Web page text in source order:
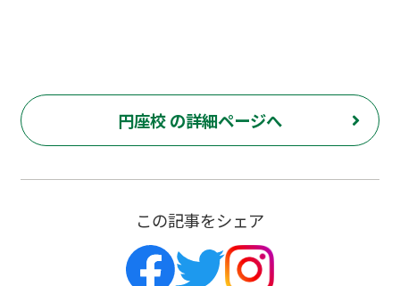
円座校 の詳細ページへ
この記事をシェア